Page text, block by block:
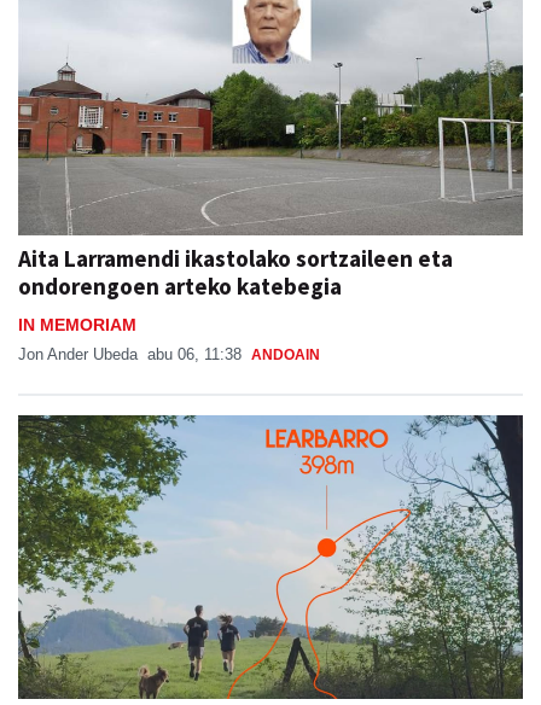
Aita Larramendi ikastolako sortzaileen eta
ondorengoen arteko katebegia
IN MEMORIAM
Jon Ander Ubeda abu 06, 11:38 ANDOAIN